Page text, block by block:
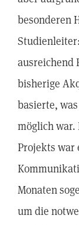
besonderen
ausreichend
bisherige
basierte,
möglich war.
Projekts war
Monaten
um die